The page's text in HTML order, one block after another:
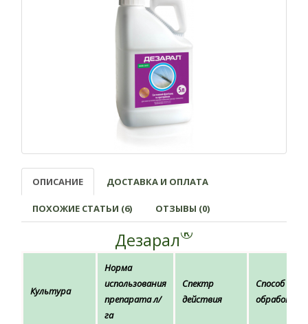
ОПИСАНИЕ ДОСТАВКА И ОПЛАТА
ПОХОЖИЕ СТАТЬИ (6) ОТЗЫВЫ (0)
Дезарал®
Культура
Норма
использования
препарата л/
га
Спектр
действия
Способ и
обработки